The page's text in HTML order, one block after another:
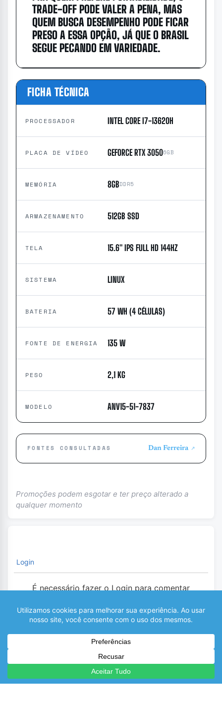
TRADE-OFF PODE VALER A PENA, MAS
QUEM BUSCA DESEMPENHO PODE FICAR
PRESO A ESSA OPÇÃO, JÁ QUE O BRASIL
SEGUE PECANDO EM VARIEDADE.
FICHA TÉCNICA
PROCESSADOR INTEL CORE I7-13620H
PLACA DE VÍDEO GEFORCE RTX 30506GB
MEMÓRIA 8GBDDR5
ARMAZENAMENTO 512GB SSD
TELA 15.6″ IPS FULL HD 144HZ
SISTEMA LINUX
BATERIA 57 WH (4 CÉLULAS)
FONTE DE ENERGIA 135 W
PESO 2,1 KG
MODELO ANV15-51-7837
FONTES CONSULTADAS Dan Ferreira ↗
Promoções podem esgotar e ter preço alterado a
qualquer momento
Login
É necessário fazer o Login para comentar
0 COMENTÁRIOS